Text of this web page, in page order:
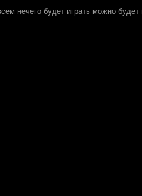
нечего будет играть можно